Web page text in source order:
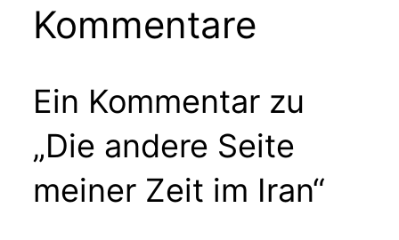
Kommentare
Ein Kommentar zu
„Die andere Seite
meiner Zeit im Iran“